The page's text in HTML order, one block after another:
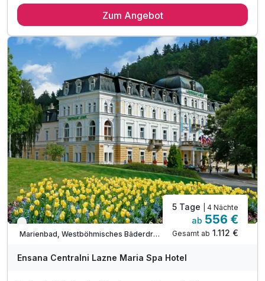
3 x reichhaltiges Frühstück vom Buffet
1 x klassische Teilmassage
1 x Mineralbad mit natürlichem CO2
1 x Paraffinbehandlung für Hände
inkl. Nutzung Pool und Sauna
inkl. Ensana Marienbad Vorteilskarte
inkl. Nutzung WLAN
Zum Angebot
Verfügbar bis Dezember
Marienbad, Westböhmisches Bäderdreieck
5 Tage | 4 Nächte
ab 556 €
Gesamt ab 1.112 €
Ensana Centralni Lazne Maria Spa Hotel